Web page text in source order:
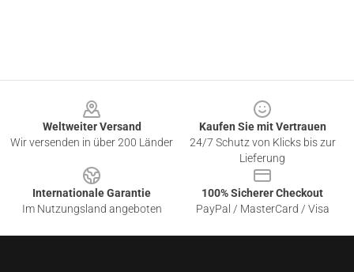
Weltweiter Versand
Wir versenden in über 200 Länder
Kaufen Sie mit Vertrauen
24/7 Schutz von Klicks bis zur
Lieferung
Internationale Garantie
Im Nutzungsland angeboten
100% Sicherer Checkout
PayPal / MasterCard / Visa